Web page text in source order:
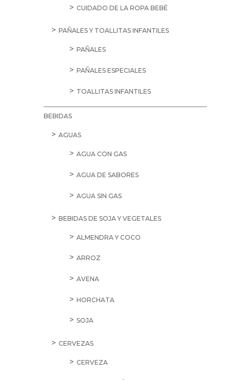
CUIDADO DE LA ROPA BEBÉ
PAÑALES Y TOALLITAS INFANTILES
PAÑALES
PAÑALES ESPECIALES
TOALLITAS INFANTILES
BEBIDAS
AGUAS
AGUA CON GAS
AGUA DE SABORES
AGUA SIN GAS
BEBIDAS DE SOJA Y VEGETALES
ALMENDRA Y COCO
ARROZ
AVENA
HORCHATA
SOJA
CERVEZAS
CERVEZA